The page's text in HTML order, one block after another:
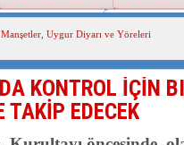
ÖVEN DİYANET
KATLİAMI MESAJİ : 05.07.2009
JİANG’İN TRABZON
Uygur Diyarı ve Yöreleri
KONTROL İÇİN
TAKİP EDECEK